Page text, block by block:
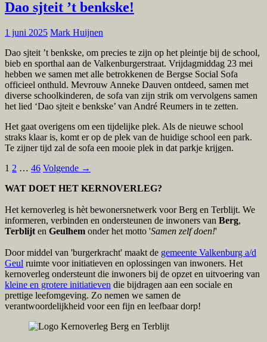
Dao sjteit ’t benkske!
1 juni 2025 Mark Huijnen
Dao sjteit ’t benkske, om precies te zijn op het pleintje bij de school,
bieb en sporthal aan de Valkenburgerstraat. Vrijdagmiddag 23 mei
hebben we samen met alle betrokkenen de Bergse Social Sofa
officieel onthuld. Mevrouw Anneke Dauven ontdeed, samen met
diverse schoolkinderen, de sofa van zijn strik om vervolgens samen
het lied ‘Dao sjteit e benkske’ van André Reumers in te zetten.
Het gaat overigens om een tijdelijke plek. Als de nieuwe school
straks klaar is, komt er op de plek van de huidige school een park.
Te zijner tijd zal de sofa een mooie plek in dat parkje krijgen.
Berichten
navigatie
1 2 … 46 Volgende →
WAT DOET HET KERNOVERLEG?
Het kernoverleg is hèt bewonersnetwerk voor Berg en Terblijt. We
informeren, verbinden en ondersteunen de inwoners van Berg,
Terblijt en Geulhem onder het motto 'Samen zelf doen!'
Door middel van 'burgerkracht' maakt de gemeente Valkenburg a/d
Geul ruimte voor initiatieven en oplossingen van inwoners. Het
kernoverleg ondersteunt die inwoners bij de opzet en uitvoering van
kleine en grotere initiatieven die bijdragen aan een sociale en
prettige leefomgeving. Zo nemen we samen de
verantwoordelijkheid voor een fijn en leefbaar dorp!